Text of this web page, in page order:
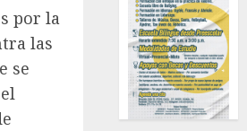
por la
las
se